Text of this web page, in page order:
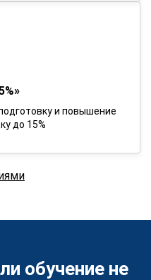
и повышение
до 15%
обучение не